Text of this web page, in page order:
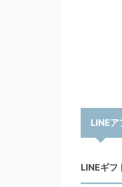
LINEア
LINEギフ